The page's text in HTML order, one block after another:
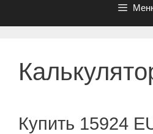
Купить 15924